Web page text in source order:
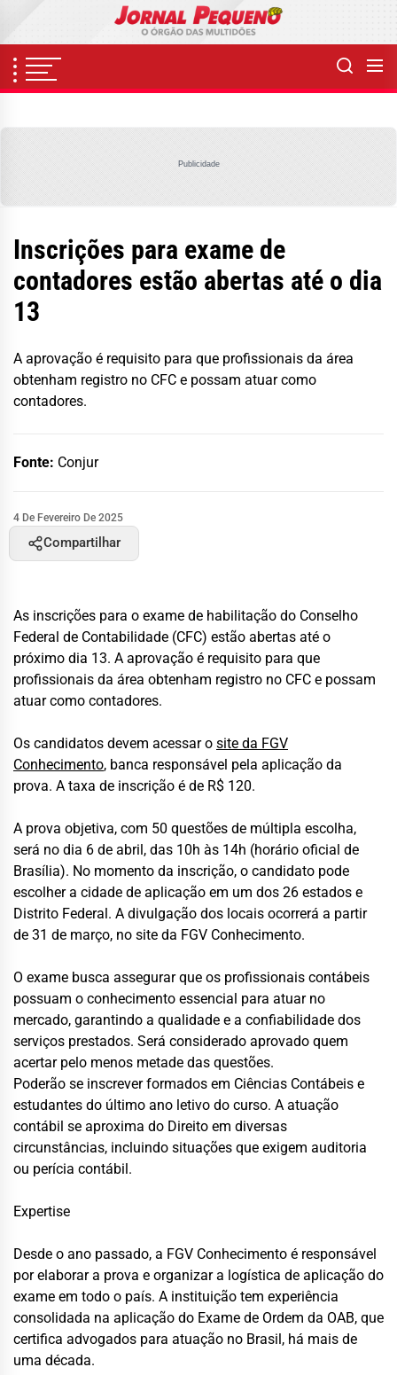
content
Publicidade
Inscrições para exame de
contadores estão abertas até o dia
13
A aprovação é requisito para que profissionais da área
obtenham registro no CFC e possam atuar como
contadores.
Fonte: Conjur
4 De Fevereiro De 2025
Compartilhar
As inscrições para o exame de habilitação do Conselho
Federal de Contabilidade (CFC) estão abertas até o
próximo dia 13. A aprovação é requisito para que
profissionais da área obtenham registro no CFC e possam
atuar como contadores.
Os candidatos devem acessar o site da FGV
Conhecimento, banca responsável pela aplicação da
prova. A taxa de inscrição é de R$ 120.
A prova objetiva, com 50 questões de múltipla escolha,
será no dia 6 de abril, das 10h às 14h (horário oficial de
Brasília). No momento da inscrição, o candidato pode
escolher a cidade de aplicação em um dos 26 estados e
Distrito Federal. A divulgação dos locais ocorrerá a partir
de 31 de março, no site da FGV Conhecimento.
O exame busca assegurar que os profissionais contábeis
possuam o conhecimento essencial para atuar no
mercado, garantindo a qualidade e a confiabilidade dos
serviços prestados. Será considerado aprovado quem
acertar pelo menos metade das questões.
Poderão se inscrever formados em Ciências Contábeis e
estudantes do último ano letivo do curso. A atuação
contábil se aproxima do Direito em diversas
circunstâncias, incluindo situações que exigem auditoria
ou perícia contábil.
Expertise
Desde o ano passado, a FGV Conhecimento é responsável
por elaborar a prova e organizar a logística de aplicação do
exame em todo o país. A instituição tem experiência
consolidada na aplicação do Exame de Ordem da OAB, que
certifica advogados para atuação no Brasil, há mais de
uma década.